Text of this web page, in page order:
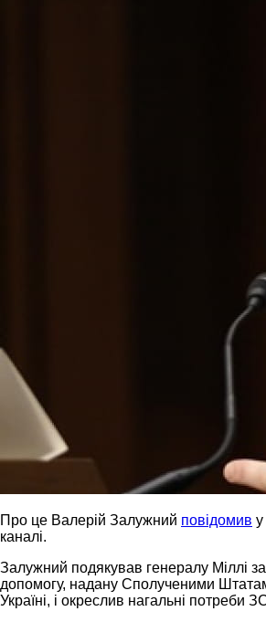
Про це Валерій Залужний повідомив
каналі.
Залужний подякував генералу Міллі за
допомогу, надану Сполученими
Україні, і окреслив нагальні потреби